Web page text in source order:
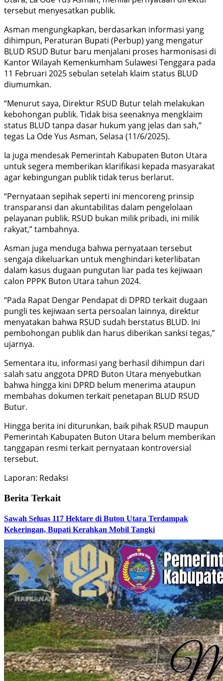
tersebut menyesatkan publik.
Asman mengungkapkan, berdasarkan informasi yang
dihimpun, Peraturan Bupati (Perbup) yang mengatur
BLUD RSUD Butur baru menjalani proses harmonisasi di
Kantor Wilayah Kemenkumham Sulawesi Tenggara pada
11 Februari 2025 sebulan setelah klaim status BLUD
diumumkan.
“Menurut saya, Direktur RSUD Butur telah melakukan
kebohongan publik. Tidak bisa seenaknya mengklaim
status BLUD tanpa dasar hukum yang jelas dan sah,”
tegas La Ode Yus Asman, Selasa (11/6/2025).
Ia juga mendesak Pemerintah Kabupaten Buton Utara
untuk segera memberikan klarifikasi kepada masyarakat
agar kebingungan publik tidak terus berlarut.
“Pernyataan sepihak seperti ini mencoreng prinsip
transparansi dan akuntabilitas dalam pengelolaan
pelayanan publik. RSUD bukan milik pribadi, ini milik
rakyat,” tambahnya.
Asman juga menduga bahwa pernyataan tersebut
sengaja dikeluarkan untuk menghindari keterlibatan
dalam kasus dugaan pungutan liar pada tes kejiwaan
calon PPPK Buton Utara tahun 2024.
“Pada Rapat Dengar Pendapat di DPRD terkait dugaan
pungli tes kejiwaan serta persoalan lainnya, direktur
menyatakan bahwa RSUD sudah berstatus BLUD. Ini
pembohongan publik dan harus diberikan sanksi tegas,”
ujarnya.
Sementara itu, informasi yang berhasil dihimpun dari
salah satu anggota DPRD Buton Utara menyebutkan
bahwa hingga kini DPRD belum menerima ataupun
membahas dokumen terkait penetapan BLUD RSUD
Butur.
Hingga berita ini diturunkan, baik pihak RSUD maupun
Pemerintah Kabupaten Buton Utara belum memberikan
tanggapan resmi terkait pernyataan kontroversial
tersebut.
Laporan: Redaksi
Berita Terkait
Sawah Seluas 117 Hektare di Buton Utara Terdampak
Kekeringan, Bupati Kerahkan Mobil Tangki